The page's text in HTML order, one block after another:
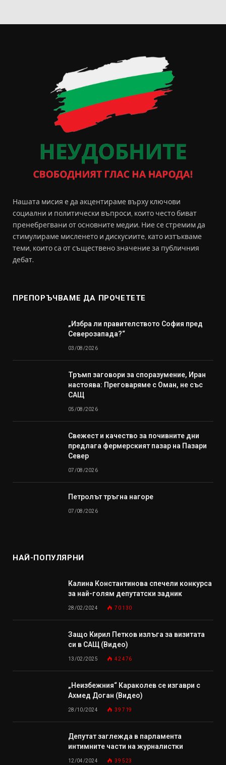
Нашата мисия е да акцентираме върху ключови
социални и политически въпроси, които често биват
пренебрегвани от основните медии. Ние се стремим да
стимулираме мисленето и дискусиите, като изтъкваме
теми, които са от съществено значение за публичния
дебат.
ПРЕПОРЪЧВАМЕ ДА ПРОЧЕТЕТЕ
„Избра ли правителството София пред
Северозапада?“
03/08/2026
Тръмп заговори за споразумение, Иран
настоява: Преговаряме с Оман, не със
САЩ
05/08/2026
Свежест и качество за почивните дни
предлага фермерският пазар на Пазари
Север
07/08/2026
Петролът тръгна нагоре
07/08/2026
НАЙ-ПОПУЛЯРНИ
Калина Константинова спечели конкурса
за най-голям депутатски задник
28/02/2024 70 130
Защо Кирил Петков излъга за визитата
си в САЩ (Видео)
13/02/2025 42 476
„Неизбежния“ Караколев се изгаври с
Ахмед Доган (Видео)
28/10/2024 39 719
Депутат заглежда в парламента
интимните части на журналистки
12/04/2024 39 523